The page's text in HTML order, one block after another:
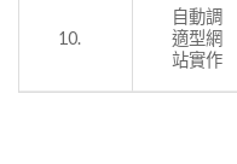
10.
自動調
適型網
站實作